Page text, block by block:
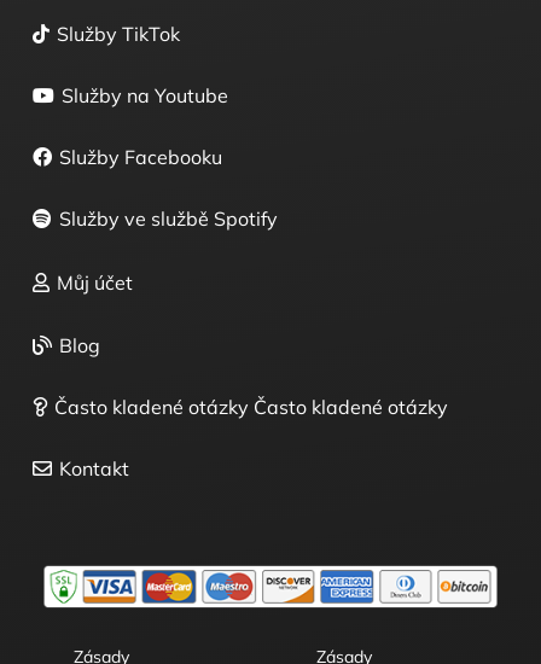
Služby TikTok
Služby na Youtube
Služby Facebooku
Služby ve službě Spotify
Můj účet
Blog
Často kladené otázky Často kladené otázky
Kontakt
Zásady Zásady